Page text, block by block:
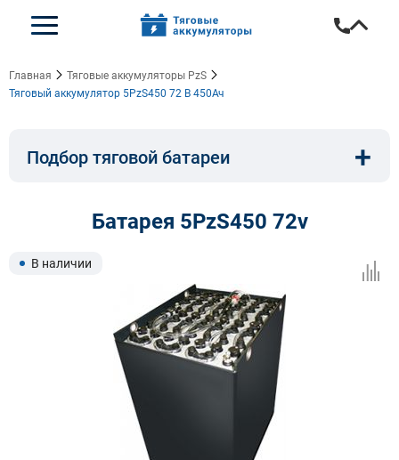
Главная
Тяговые аккумуляторы PzS
Тяговый аккумулятор 5PzS450 72 В 450Ач
Подбор тяговой батареи
Тип:
Высота, мм:
+
Батарея 5PzS450 72v
В наличии